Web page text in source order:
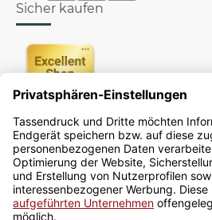
Sicher kaufen
Newsletter